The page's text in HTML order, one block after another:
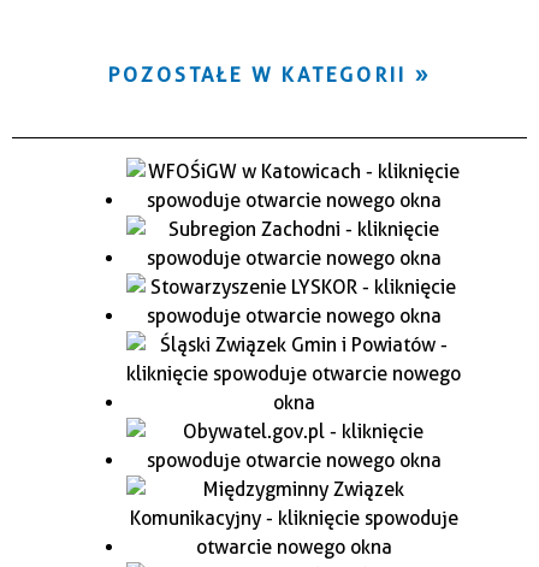
POZOSTAŁE W KATEGORII